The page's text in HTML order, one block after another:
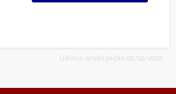
Última atualização 02/12/2025